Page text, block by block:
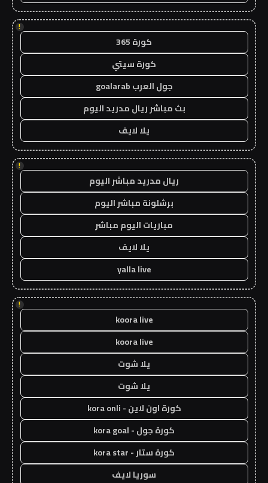
!
كورة 365
كورة سيتي
جول العرب goalarab
بث مباشر ريال مدريد اليوم
يلا لايف
!
ريال مدريد مباشر اليوم
برشلونة مباشر اليوم
مباريات اليوم مباشر
يلا لايف
yalla live
!
koora live
koora live
يلا شوت
يلا شوت
كورة اون لاين - kora onli
كورة جول - kora goal
كورة ستار - kora star
سوريا لايف